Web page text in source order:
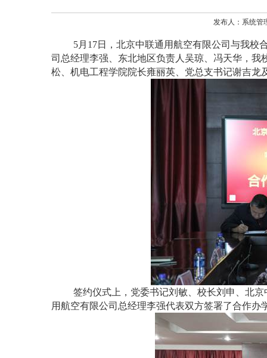
发布人：系统管
5月 17日，北京中联通用航空有限公司与我校
司总经理李强、东北地区负责人吴琼、冯天华，
松、机电工程学院院长雍丽英、党总支书记谢吉
签约仪式上，党委书记刘敏、校长刘申、北
用航空有限公司总经理李强代表双方签署了合作办